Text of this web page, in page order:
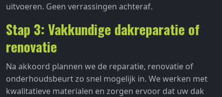
uitvoeren. Geen verrassingen achteraf.
Stap 3: Vakkundige dakreparatie of
renovatie
Na akkoord plannen we de reparatie, renovatie of
onderhoudsbeurt zo snel mogelijk in. We werken met
kwalitatieve materialen en zorgen ervoor dat uw dak